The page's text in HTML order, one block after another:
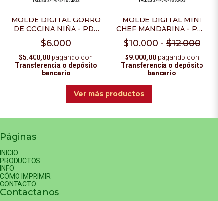
MOLDE DIGITAL GORRO
DE COCINA NIÑA - PDF
PARA IMPRIMIR
$6.000
$5.400,00 pagando con
Transferencia o depósito
bancario
MOLDE DIGITAL MINI
CHEF MANDARINA - PDF
PARA IMPRIMIR
$10.000 - $12.000
$9.000,00pagando con
Transferencia o depósito
bancario
Ver más productos
Páginas
INICIO
PRODUCTOS
INFO
CÓMO IMPRIMIR
CONTACTO
Contactanos